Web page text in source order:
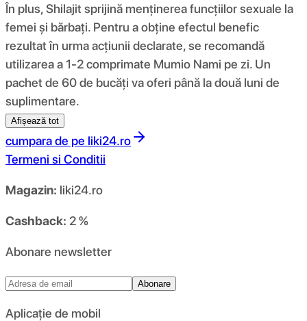
În plus, Shilajit sprijină menținerea funcțiilor sexuale la
femei și bărbați. Pentru a obține efectul benefic
rezultat în urma acțiunii declarate, se recomandă
utilizarea a 1-2 comprimate Mumio Nami pe zi. Un
pachet de 60 de bucăți va oferi până la două luni de
suplimentare.
Afișează tot
cumpara de pe liki24.ro
Termeni si Conditii
Magazin: liki24.ro
Cashback: 2 %
Abonare newsletter
Abonare
Aplicație de mobil